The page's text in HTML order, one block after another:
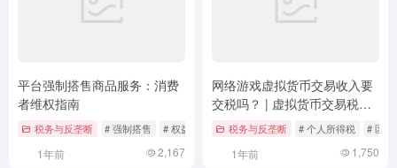
平台强制搭售商品服务：消费
者维权指南
税务与反垄断 # 强制搭售 # 权益保护 # 法律咨询
1年前 2,167
网络游戏虚拟货币交易收入要
交税吗？ | 虚拟货币交易税务
合规性解析
税务与反垄断 # 个人所得税 # 区
1年前 1,750